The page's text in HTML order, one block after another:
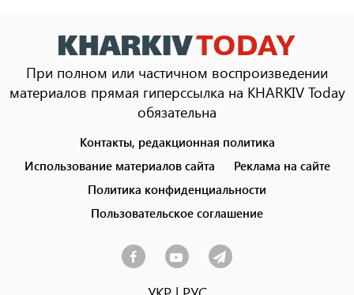
При полном или частичном воспроизведении
материалов прямая гиперссылка на KHARKIV Today
обязательна
menu
Контакты, редакционная политика
Использование материалов сайта
Реклама на сайте
Политика конфиденциальности
Пользовательское соглашение